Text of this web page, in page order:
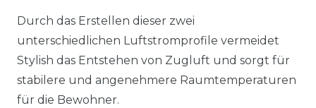
Durch das Erstellen dieser zwei
unterschiedlichen Luftstromprofile vermeidet
Stylish das Entstehen von Zugluft und sorgt für
stabilere und angenehmere Raumtemperaturen
für die Bewohner.